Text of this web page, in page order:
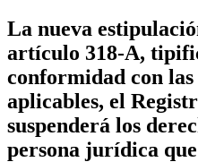
La nueva
artículo 318-A,
conformidad con
aplicables, el
suspenderá los
persona jurídica